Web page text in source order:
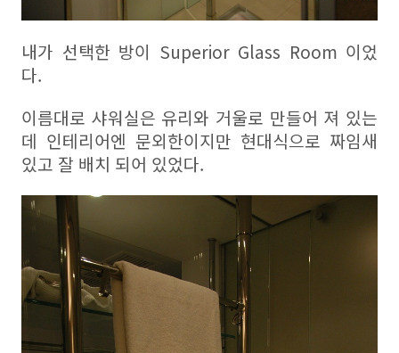
내가 선택한 방이 Superior Glass Room 이었
다.
이름대로 샤워실은 유리와 거울로 만들어 져 있는
데 인테리어엔 문외한이지만 현대식으로 짜임새
있고 잘 배치 되어 있었다.